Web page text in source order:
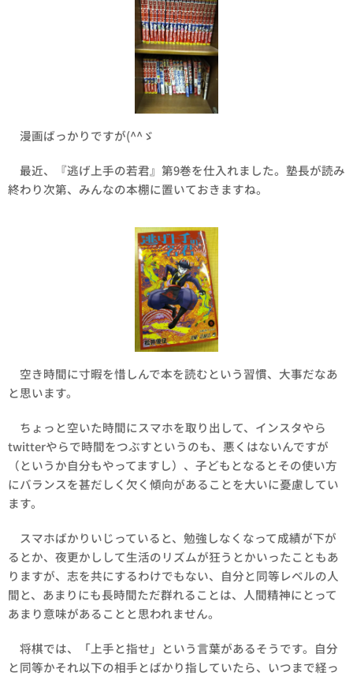
漫画ばっかりですが(^^ゞ
最近、『逃げ上手の若君』第9巻を仕入れました。塾長が読み
終わり次第、みんなの本棚に置いておきますね。
空き時間に寸暇を惜しんで本を読むという習慣、大事だなあ
と思います。
ちょっと空いた時間にスマホを取り出して、インスタやら
twitterやらで時間をつぶすというのも、悪くはないんですが
（というか自分もやってますし）、子どもとなるとその使い方
にバランスを甚だしく欠く傾向があることを大いに憂慮してい
ます。
スマホばかりいじっていると、勉強しなくなって成績が下が
るとか、夜更かしして生活のリズムが狂うとかいったこともあ
りますが、志を共にするわけでもない、自分と同等レベルの人
間と、あまりにも長時間ただ群れることは、人間精神にとって
あまり意味があることと思われません。
将棋では、「上手と指せ」という言葉があるそうです。自分
と同等かそれ以下の相手とばかり指していたら、いつまで経っ